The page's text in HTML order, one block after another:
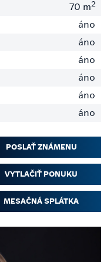
70 m2
áno
áno
áno
áno
áno
áno
POSLAŤ ZNÁMENU
VYTLAČIŤ PONUKU
MESAČNÁ SPLÁTKA